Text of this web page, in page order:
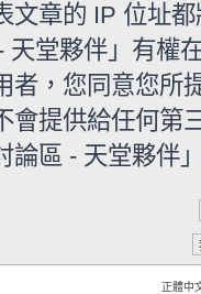
文章的 IP 位址
天堂夥伴」有權
者，您同意您所
會提供給任何第
論區 - 天堂夥伴
正體中